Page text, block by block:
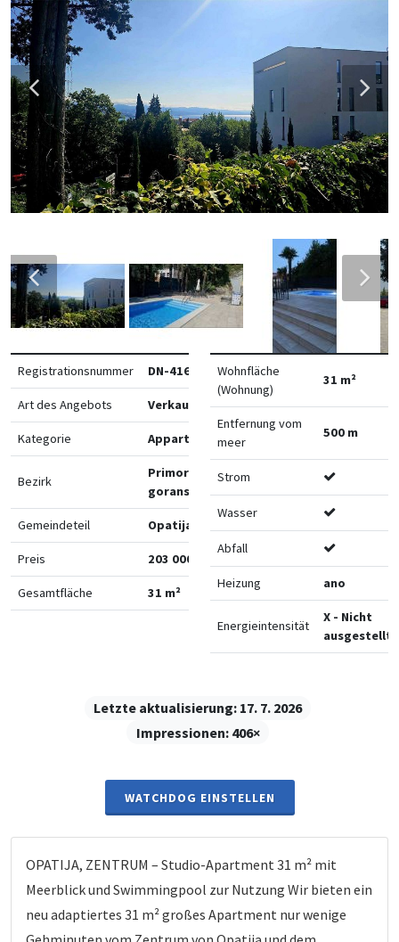
Registrationsnummer DN-41627
Art des Angebots Verkauf
Kategorie Appartements
Bezirk
Primorsko-
goranska
Gemeindeteil Opatija
Preis 203 000 €
Gesamtfläche 31 m²
Wohnfläche
(Wohnung)
31 m²
Entfernung vom
meer
500 m
Strom
Wasser
Abfall
Heizung ano
Energieintensität
X - Nicht
ausgestellt
Letzte aktualisierung: 17. 7. 2026
Impressionen: 406×
WATCHDOG EINSTELLEN
OPATIJA, ZENTRUM – Studio-Apartment 31 m² mit
Meerblick und Swimmingpool zur Nutzung Wir bieten ein
neu adaptiertes 31 m² großes Apartment nur wenige